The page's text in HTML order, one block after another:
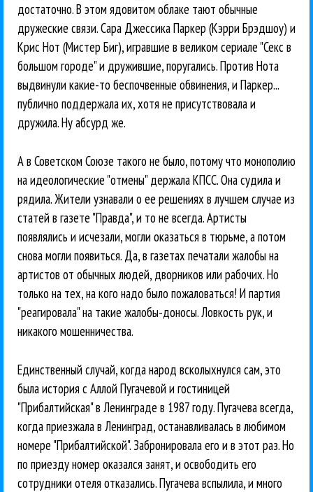
достаточно. В этом ядовитом облаке тают обычные
дружеские связи. Сара Джессика Паркер (Кэрри Брэдшоу) и
Крис Нот (Мистер Биг), игравшие в великом сериале "Секс в
большом городе" и дружившие, поругались. Против Нота
выдвинули какие-то беспочвенные обвинения, и Паркер...
публично поддержала их, хотя не присутствовала и
дружила. Ну абсурд же.
А в Советском Союзе такого не было, потому что монополию
на идеологические "отмены" держала КПСС. Она судила и
рядила. Жители узнавали о ее решениях в лучшем случае из
статей в газете "Правда", и то не всегда. Артисты
появлялись и исчезали, могли оказаться в тюрьме, а потом
снова могли появиться. Да, в газетах печатали жалобы на
артистов от обычных людей, дворников или рабочих. Но
только на тех, на кого надо было пожаловаться! И партия
"реагировала" на такие жалобы-доносы. Ловкость рук, и
никакого мошенничества.
Единственный случай, когда народ всколыхнулся сам, это
была история с Аллой Пугачевой и гостиницей
"Прибалтийская" в Ленинграде в 1987 году. Пугачева всегда,
когда приезжала в Ленинград, останавливалась в любимом
номере "Прибалтийской". Забронировала его и в этот раз. Но
по приезду номер оказался занят, и освободить его
сотрудники отеля отказались. Пугачева вспылила, и много